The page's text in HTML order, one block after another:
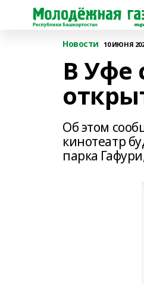
Новости 10 ИЮНЯ
В Уфе
Об этом
кинотеатр
парка